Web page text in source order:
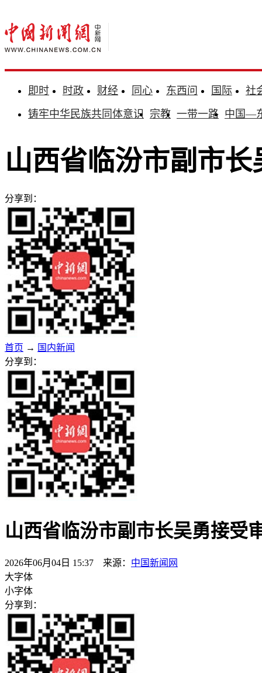
即时 时政 财经 同心 东西问 国际
社
铸牢中华民族共同体意识 宗教 一带一路 中国—
山西省临汾市副市
分享到：
首页 → 国内新闻
分享到：
山西省临汾市副市长吴勇接受
2026年06月04日 15:37 来源： 中国新闻网
大字体
小字体
分享到：